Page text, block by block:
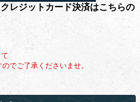
レジットカード決済はこちらの
でご了承くださいませ。